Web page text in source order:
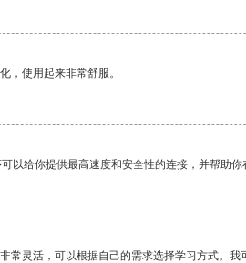
，使用起来非常舒服。
以给你提供最高速度和安全性的连接，并帮助你
常灵活，可以根据自己的需求选择学习方式。我